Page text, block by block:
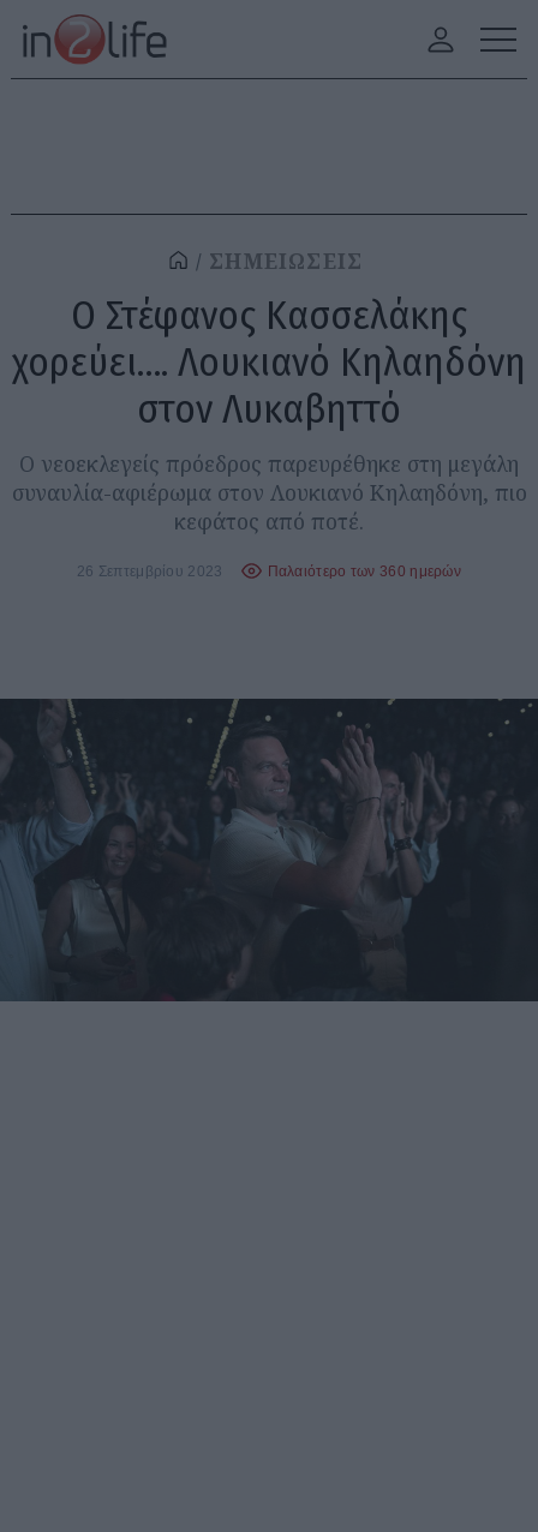
ΣΗΜΕΙΩΣΕΙΣ
Ο Στέφανος Κασσελάκης
χορεύει…. Λουκιανό Κηλαηδόνη
στον Λυκαβηττό
Ο νεοεκλεγείς πρόεδρος παρευρέθηκε στη μεγάλη
συναυλία-αφιέρωμα στον Λουκιανό Κηλαηδόνη, πιο
κεφάτος από ποτέ.
26 Σεπτεμβρίου 2023 Παλαιότερο των 360 ημερών